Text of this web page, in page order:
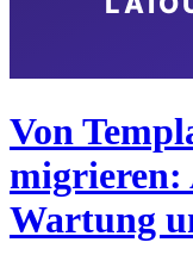
Von
migrieren:
Wartung